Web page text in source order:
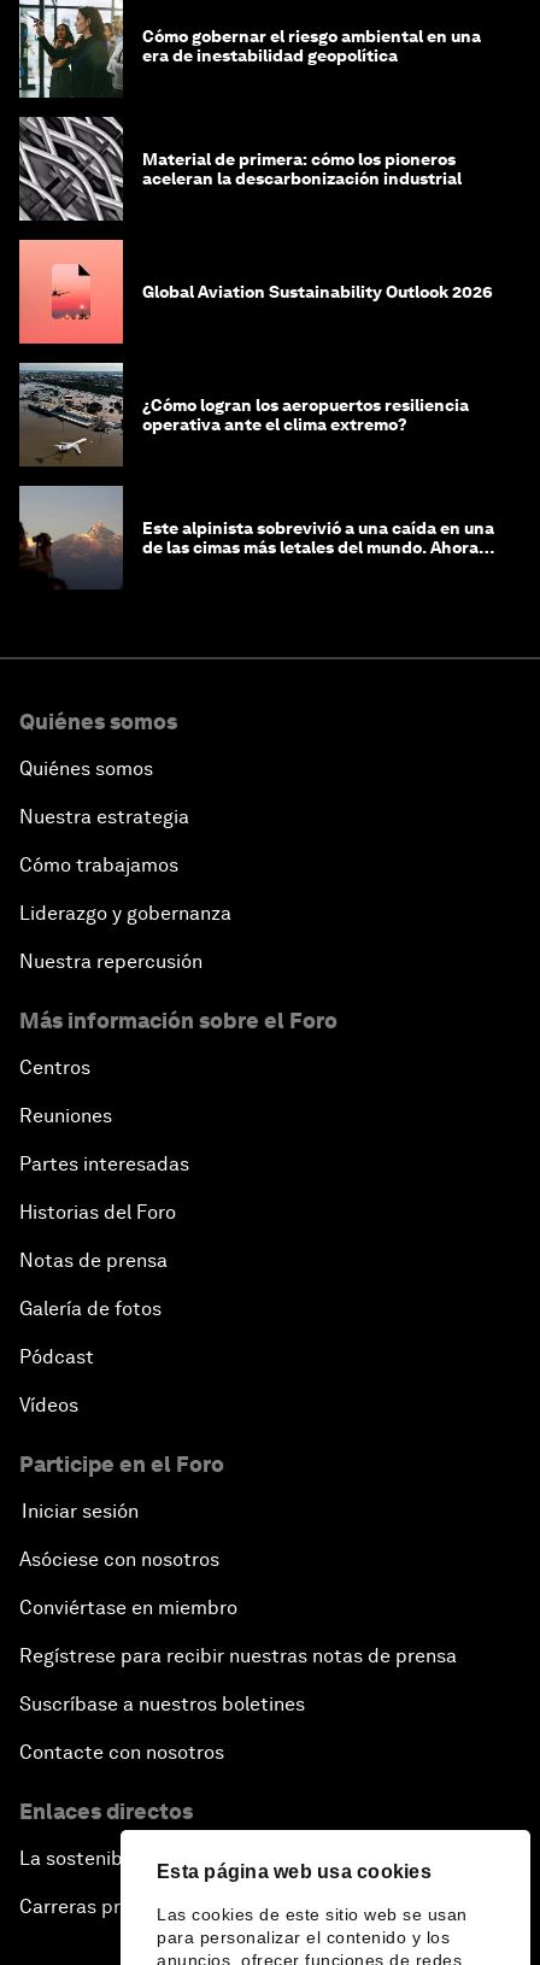
Esta página web usa cookies
Las cookies de este sitio web se usan
para personalizar el contenido y los
anuncios, ofrecer funciones de redes
Cómo gobernar el riesgo ambiental en una
era de inestabilidad geopolítica
Material de primera: cómo los pioneros
aceleran la descarbonización industrial
Global Aviation Sustainability Outlook 2026
¿Cómo logran los aeropuertos resiliencia
operativa ante el clima extremo?
Este alpinista sobrevivió a una caída en una
de las cimas más letales del mundo. Ahora
Quiénes somos
Quiénes somos
Nuestra estrategia
Cómo trabajamos
Liderazgo y gobernanza
Nuestra repercusión
Más información sobre el Foro
Centros
Reuniones
Partes interesadas
Historias del Foro
Notas de prensa
Galería de fotos
Pódcast
Vídeos
Participe en el Foro
Iniciar sesión
Asóciese con nosotros
Conviértase en miembro
Regístrese para recibir nuestras notas de prensa
Suscríbase a nuestros boletines
Contacte con nosotros
Enlaces directos
La sostenibilidad en el Foro
Carreras profesionales